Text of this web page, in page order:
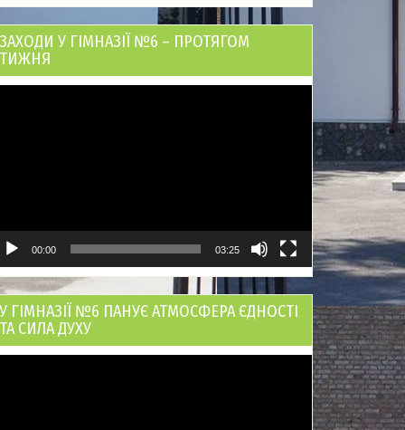
ЗАХОДИ У ГІМНАЗІЇ №6 – ПРОТЯГОМ
ТИЖНЯ
00:00 03:25
У ГІМНАЗІЇ №6 ПАНУЄ АТМОСФЕРА ЄДНОСТІ
ТА СИЛА ДУХУ